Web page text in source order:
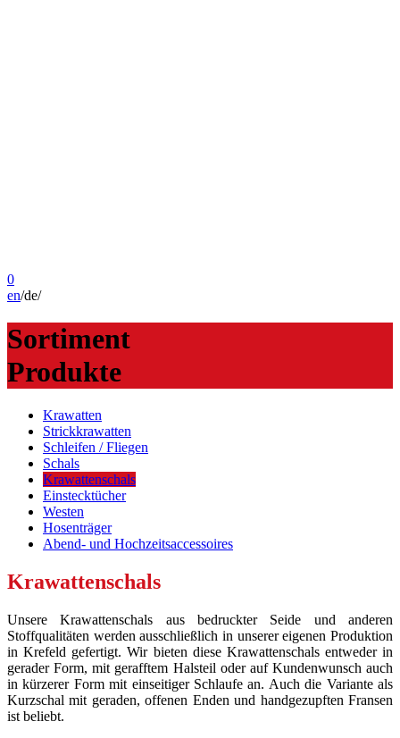
0
en/de/
Sortiment
Produkte
Krawatten
Strickkrawatten
Schleifen / Fliegen
Schals
Krawattenschals
Einstecktücher
Westen
Hosenträger
Abend- und Hochzeitsaccessoires
Krawattenschals
Unsere Krawattenschals aus bedruckter Seide und anderen
Stoffqualitäten werden ausschließlich in unserer eigenen Produktion
in Krefeld gefertigt. Wir bieten diese Krawattenschals entweder in
gerader Form, mit gerafftem Halsteil oder auf Kundenwunsch auch
in kürzerer Form mit einseitiger Schlaufe an. Auch die Variante als
Kurzschal mit geraden, offenen Enden und handgezupften Fransen
ist beliebt.